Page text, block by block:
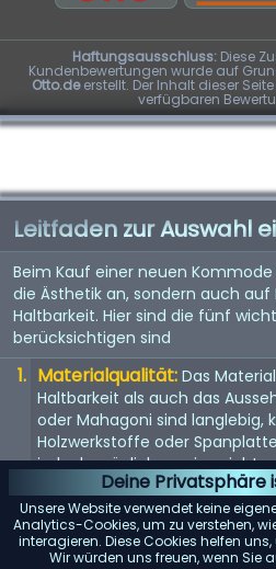
Deine Privatsphäre
Unsere Website verwendet keine
Analytics-Cookies, um zu verstehen,
interagieren. Diese Cookies helfen
Wir würden uns freuen, wenn Sie
Haftungsausschluss:Diese
Kundenbewertungen wurde auf
Otto.deerstellt. Der Inhalt dieser
verfügbaren
Leitfaden zur Auswahl
Beim Kauf einer neuen
die Ästhetik an, sondern auch
Haltbarkeit. Hier sind die fünf
berücksichtigen sind
Materialqualität: Das
Haltbarkeit als auch das
oder Mahagoni sind langlebig,
Holzwerkstoffe oder
jedoch möglicherweise nicht
Größe und Stauraum:
Sie benötigen und wie viel
Verfügung steht. Messen Sie